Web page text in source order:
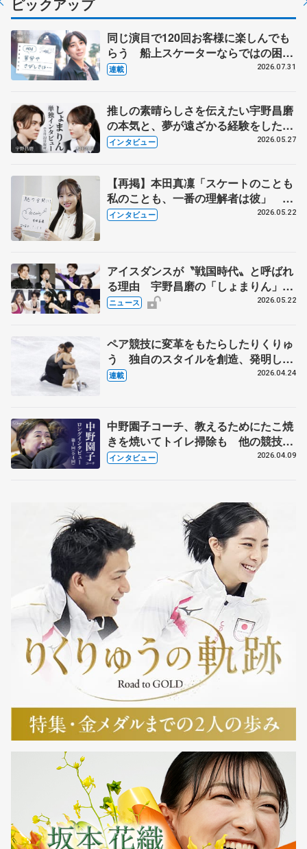
同じ演目で120回お客様に楽しんでも
らう 船上スケーターならではの困難
とは 影響あったPIW前キャプテン松
連載 2026.07.31
推しの素晴らしさを伝えたい宇野昌磨
の本気と、夢が遠ざかる経験をした本
田真凜の覚悟
インタビュー 2026.05.27
【再掲】本田真凜「スケートのことも
私のことも、一番の理解者は彼」 引
退時の単独インタビューで語った競技
インタビュー 2026.05.22
アイスダンスが〝戦国時代〟と呼ばれ
る理由 宇野昌磨の「しょまりん」ら
実力者が相次いで参戦 国内の競争激
ニュース 2026.05.22
ペア競技に変革をもたらしたりくりゅ
う 独自のスタイルを創造、発明した
【引退発表後②】
連載 2026.04.24
中野園子コーチ、教えるためにたこ焼
きを焼いてトイレ掃除も 他の競技に
も通用するという坂本花織の筋肉
インタビュー 2026.04.09